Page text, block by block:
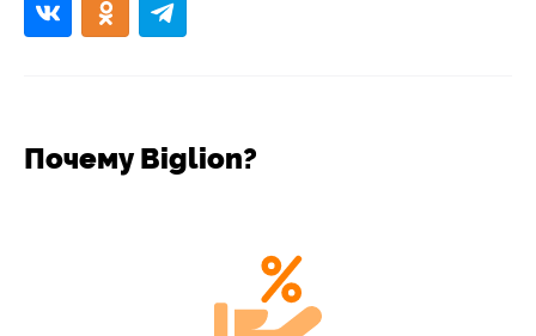
Почему Biglion?